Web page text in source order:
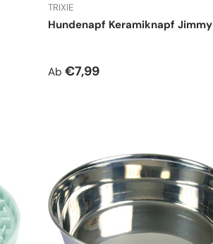
TRIXIE
Hundenapf Keramiknapf Jimmy
Normaler Preis
Ab €7,99